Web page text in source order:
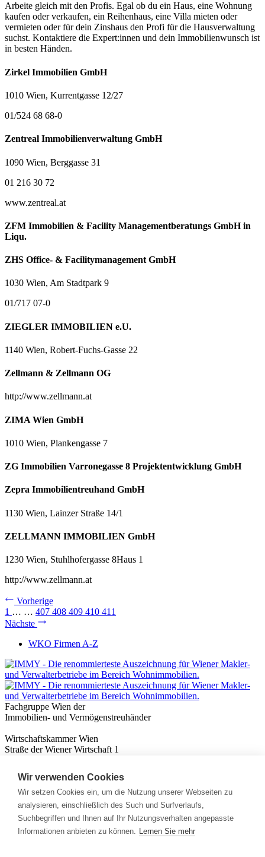
Arbeite gleich mit den Profis. Egal ob du ein Haus, eine Wohnung
kaufen oder verkaufen, ein Reihenhaus, eine Villa mieten oder
vermieten oder für dein Zinshaus den Profi für die Hausverwaltung
suchst. Kontaktiere die Expert:innen und dein Immobilienwunsch ist
in besten Händen.
Zirkel Immobilien GmbH
1010 Wien, Kurrentgasse 12/27
01/524 68 68-0
Zentreal Immobilienverwaltung GmbH
1090 Wien, Berggasse 31
01 216 30 72
www.zentreal.at
ZFM Immobilien & Facility Managementberatungs GmbH in
Liqu.
ZHS Office- & Facilitymanagement GmbH
1030 Wien, Am Stadtpark 9
01/717 07-0
ZIEGLER IMMOBILIEN e.U.
1140 Wien, Robert-Fuchs-Gasse 22
Zellmann & Zellmann OG
http://www.zellmann.at
ZIMA Wien GmbH
1010 Wien, Plankengasse 7
ZG Immobilien Varronegasse 8 Projektentwicklung GmbH
Zepra Immobilientreuhand GmbH
1130 Wien, Lainzer Straße 14/1
ZELLMANN IMMOBILIEN GmbH
1230 Wien, Stuhlhofergasse 8Haus 1
http://www.zellmann.at
Vorherige
1 … … 407 408 409 410 411
Nächste
WKO Firmen A-Z
Fachgruppe Wien der
Immobilien- und Vermögenstreuhänder
Wirtschaftskammer Wien
Straße der Wiener Wirtschaft 1
Nützliches
Immobilienwissen
Formulare & Rechner
Expert:innen
Info
Wir verwenden Cookies
Wir setzen Cookies ein, um die Nutzung unserer Webseiten zu
analysieren, einschließlich des Such und Surfverlaufs,
Suchbegriffen und Ihnen auf Ihr Nutzungsverhalten angepasste
Informationen anbieten zu können. Lernen Sie mehr